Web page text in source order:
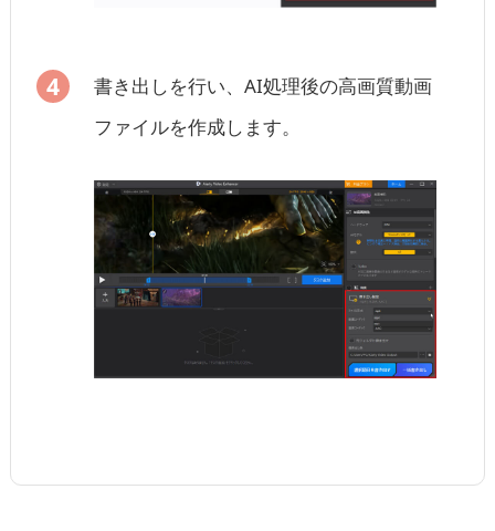
書き出しを行い、AI処理後の高画質動画
ファイルを作成します。